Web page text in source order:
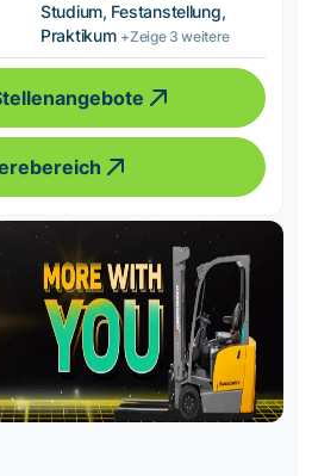
Studium, Festanstellung,
Praktikum +Zeige 3 weitere